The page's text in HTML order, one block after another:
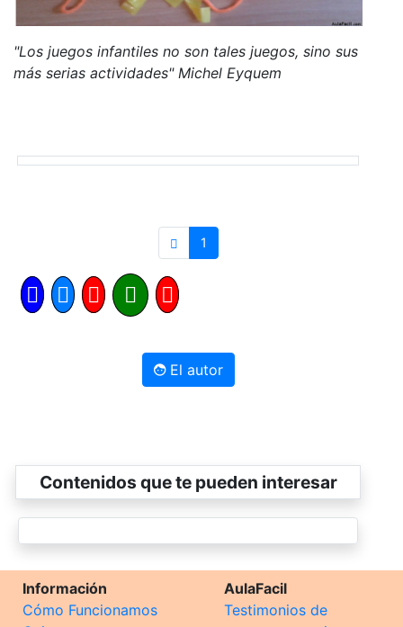
"Los juegos infantiles no son tales juegos, sino sus
más serias actividades" Michel Eyquem
1
El autor
Contenidos que te pueden interesar
Información
Cómo Funcionamos
AulaFacil
Testimonios de